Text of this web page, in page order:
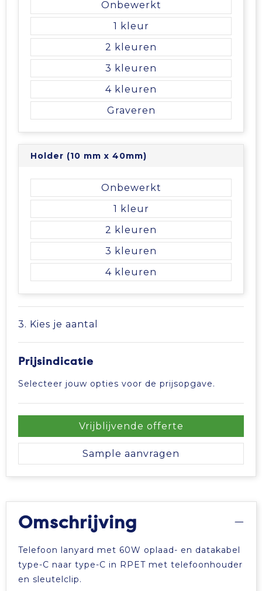
Onbewerkt
1
2
3
4
Graveren
Holder (10 mm x 40mm)
Onbewerkt
1
2
3
4
3. Kies je aantal
Prijsindicatie
Selecteer jouw opties voor de prijsopgave.
Vrijblijvende offerte
Sample aanvragen
Omschrijving
Telefoon lanyard met 60W oplaad- en datakabel
type-C naar type-C in RPET met telefoonhouder
en sleutelclip.